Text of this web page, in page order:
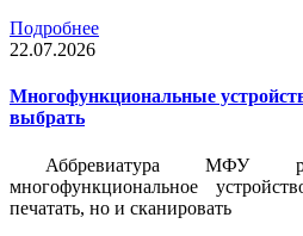
Подробнее
22.07.2026
Многофункциональные
выбрать
Аббревиатура МФУ
многофункциональное
печатать, но и сканировать